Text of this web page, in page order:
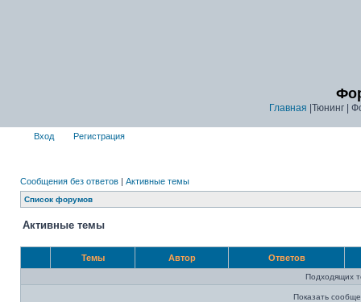
Главная |Тюнинг |
Вход Регистрация
Сообщения без ответов | Активные темы
Список форумов
Активные темы
Темы Автор Ответов
Подходящих
Показать